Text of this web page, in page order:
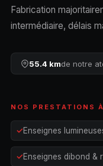
Fabrication
intermédiaire, délais
55.4 kmde notre
NOS PRESTATIONS
Enseignes
Enseignes dibond &